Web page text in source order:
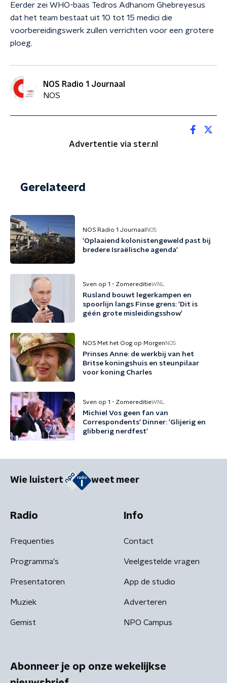
Eerder zei WHO-baas Tedros Adhanom Ghebreyesus
dat het team bestaat uit 10 tot 15 medici die
voorbereidingswerk zullen verrichten voor een grotere
ploeg.
NOS Radio 1 Journaal
NOS
Advertentie via ster.nl
Gerelateerd
NOS Radio 1 Journaal NOS
'Oplaaiend kolonistengeweld past bij
bredere Israëlische agenda'
Sven op 1 - ZomereditieWNL
Rusland bouwt legerkampen en
spoorlijn langs Finse grens: 'Dit is
géén grote misleidingsshow'
NOS Met het Oog op Morgen NOS
Prinses Anne: de werkbij van het
Britse koningshuis en steunpilaar
voor koning Charles
Sven op 1 - ZomereditieWNL
Michiel Vos geen fan van
Correspondents' Dinner: 'Glijerig en
glibberig nerdfest'
Wie luistert weet meer
Radio
Frequenties
Programma's
Presentatoren
Muziek
Gemist
Info
Contact
Veelgestelde vragen
App de studio
Adverteren
NPO Campus
Abonneer je op onze wekelijkse